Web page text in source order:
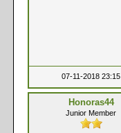
07-11-2018 23:15
Honoras44
Junior Member